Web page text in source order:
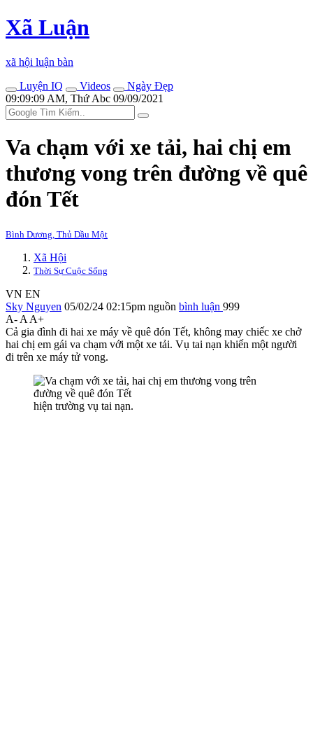
Xã Luận
xã hội luận bàn
Luyện IQ
Videos
Ngày Đẹp
09:09:09 AM, Thứ Abc 09/09/2021
Va chạm với xe tải, hai chị em
thương vong trên đường về quê
đón Tết
Bình Dương, Thủ Dầu Một
Xã Hội
Thời Sự Cuộc Sống
VN EN
Sky Nguyen 05/02/24 02:15pm nguồn bình luận 999
A- A A+
Cả gia đình đi hai xe máy về quê đón Tết, không may chiếc xe chở
hai chị em gái va chạm với một xe tải. Vụ tai nạn khiến một người
đi trên xe máy t‌ử von‌g.
hiện trường vụ tai nạn.